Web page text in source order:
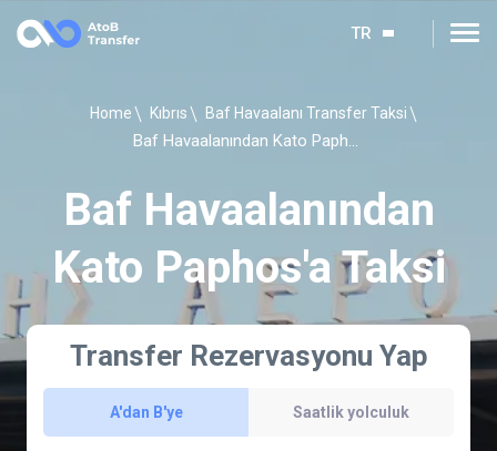
TR
Home Kıbrıs Baf Havaalanı Transfer Taksi
Baf Havaalanından Kato Paphos'a Taksi
Baf Havaalanından
Kato Paphos'a Taksi
Transfer Rezervasyonu Yap
A'dan B'ye Saatlik yolculuk